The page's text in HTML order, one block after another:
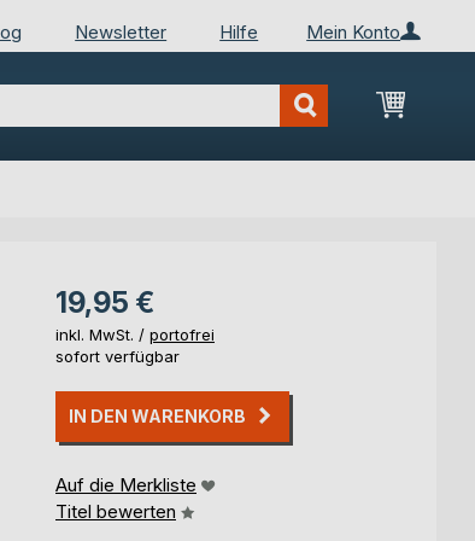
Mein Konto
Newsletter Hilfe
Mein
19,95 €
inkl. MwSt. / portofrei
sofort verfügbar
IN DEN WARENKORB
Auf die Merkliste
Titel bewerten